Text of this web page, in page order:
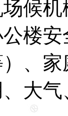
候
楼
、
大